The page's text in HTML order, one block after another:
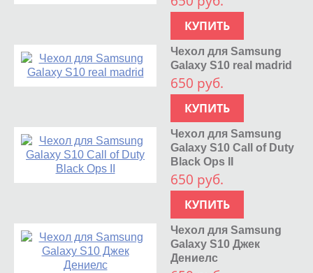
КУПИТЬ
Чехол для Samsung
Galaxy S10 real madrid
650 руб.
КУПИТЬ
Чехол для Samsung
Galaxy S10 Call of Duty
Black Ops II
650 руб.
КУПИТЬ
Чехол для Samsung
Galaxy S10 Джек
Дениелс